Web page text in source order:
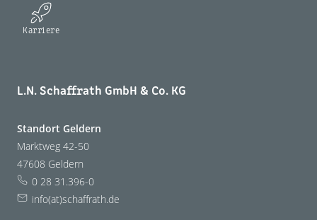
Karriere
L.N. Schaffrath GmbH & Co. KG
Standort Geldern
Marktweg 42-50
47608 Geldern
0 28 31.396-0
info(at)schaffrath.de